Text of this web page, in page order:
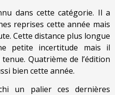
dans cette catégorie. Il a
reprises cette année mais
Cette distance plus longue
petite incertitude mais il
Quatrième de l’édition
bien cette année.
un palier ces dernières